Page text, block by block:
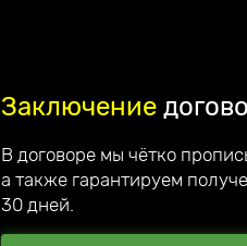
Заключение
В договоре мы чётко
а также гарантируем
30 дней.